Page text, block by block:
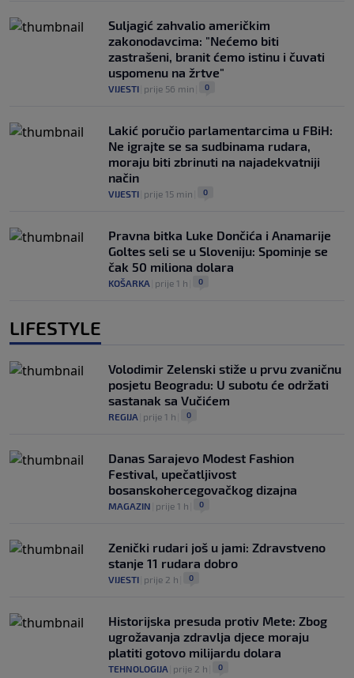
Suljagić zahvalio američkim
zakonodavcima: "Nećemo biti
zastrašeni, branit ćemo istinu i čuvati
uspomenu na žrtve"
VIJESTI prije 56 min 0
Lakić poručio parlamentarcima u FBiH:
Ne igrajte se sa sudbinama rudara,
moraju biti zbrinuti na najadekvatniji
način
VIJESTI prije 15 min 0
Pravna bitka Luke Dončića i Anamarije
Goltes seli se u Sloveniju: Spominje se
čak 50 miliona dolara
KOŠARKA prije 1 h 0
LIFESTYLE
Volodimir Zelenski stiže u prvu zvaničnu
posjetu Beogradu: U subotu će održati
sastanak sa Vučićem
REGIJA prije 1 h 0
Danas Sarajevo Modest Fashion
Festival, upečatljivost
bosanskohercegovačkog dizajna
MAGAZIN prije 1 h 0
Zenički rudari još u jami: Zdravstveno
stanje 11 rudara dobro
VIJESTI prije 2 h 0
Historijska presuda protiv Mete: Zbog
ugrožavanja zdravlja djece moraju
platiti gotovo milijardu dolara
TEHNOLOGIJA prije 2 h 0